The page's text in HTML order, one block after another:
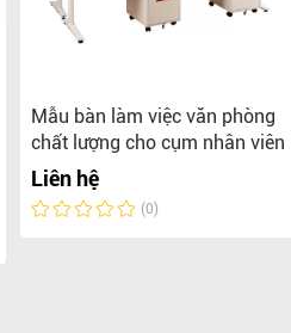
Mẫu bàn làm việc văn phòng
chất lượng cho cụm nhân viên
Liên hệ
(0)